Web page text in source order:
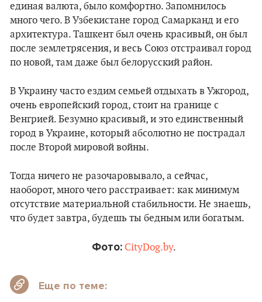
единая валюта, было комфортно. Запомнилось
много чего. В Узбекистане город Самарканд и его
архитектура. Ташкент был очень красивый, он был
после землетрясения, и весь Союз отстраивал город
по новой, там даже был белорусский район.
В Украину часто ездим семьей отдыхать в Ужгород,
очень европейский город, стоит на границе с
Венгрией. Безумно красивый, и это единственный
город в Украине, который абсолютно не пострадал
после Второй мировой войны.
Тогда ничего не разочаровывало, а сейчас,
наоборот, много чего расстраивает: как минимум
отсутствие материальной стабильности. Не знаешь,
что будет завтра, будешь ты бедным или богатым.
Фото: CityDog.by.
Еще по теме: